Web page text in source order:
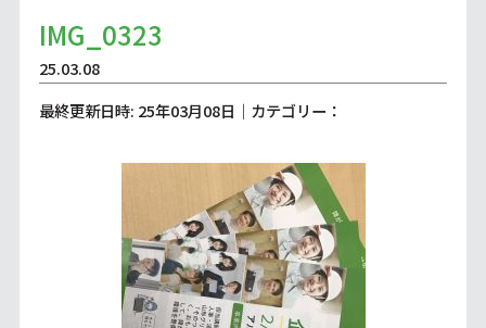
IMG_0323
25.03.08
最終更新日時: 25年03月08日｜カテゴリー：